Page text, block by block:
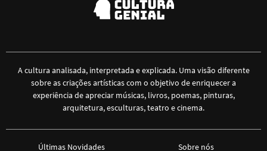
A cultura analisada, interpretada e explicada. Uma visão diferente
sobre as criações artísticas com o objetivo de enriquecer a
experiência de apreciar músicas, livros, poemas, pinturas,
arquitetura, esculturas, teatro e cinema.
Últimas Novidades Sobre nós